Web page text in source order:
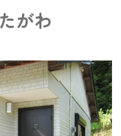
がわ